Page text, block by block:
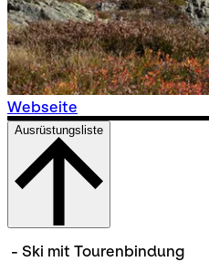
Webseite
Ausrüstungsliste
- Ski mit Tourenbindung